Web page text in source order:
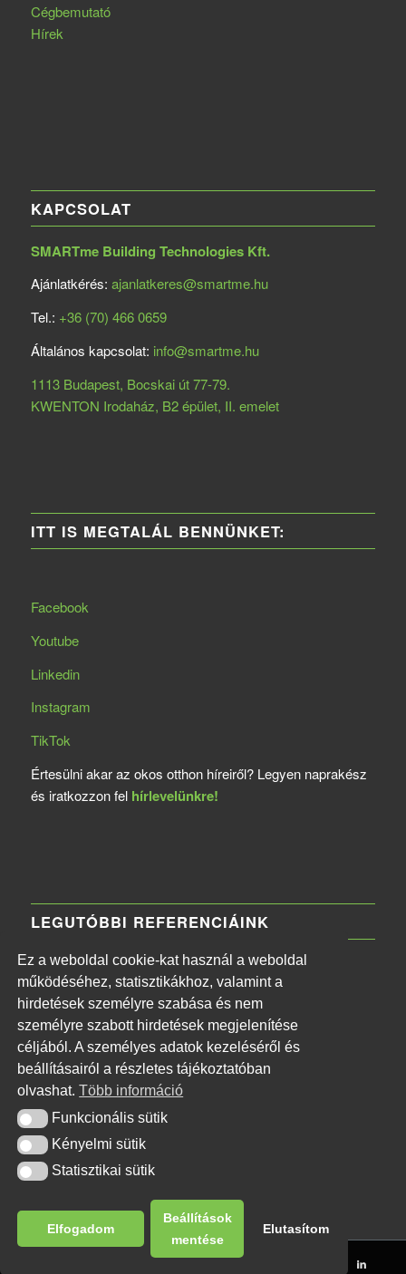
Ez a weboldal cookie-kat használ a weboldal
működéséhez, statisztikákhoz, valamint a
hirdetések személyre szabása és nem
személyre szabott hirdetések megjelenítése
céljából. A személyes adatok kezeléséről és
beállításairól a részletes tájékoztatóban
olvashat.Több információ
Funkcionális sütik
Funkcionális sütik
Kényelmi sütik
Kényelmi sütik
Statisztikai sütik
Statisztikai sütik
Elfogadom
Beállítások
mentése
Elutasítom
Cégbemutató
Hírek
KAPCSOLAT
SMARTme Building Technologies Kft.
Ajánlatkérés: ajanlatkeres@smartme.hu
Tel.: +36 (70) 466 0659
Általános kapcsolat: info@smartme.hu
1113 Budapest, Bocskai út 77-79.
KWENTON Irodaház, B2 épület, II. emelet
ITT IS MEGTALÁL BENNÜNKET:
Facebook
Youtube
Linkedin
Instagram
TikTok
Értesülni akar az okos otthon híreiről? Legyen naprakész
és iratkozzon fel hírlevelünkre!
LEGUTÓBBI REFERENCIÁINK
MTVA Központi Irodaház
2026-06-11 - 13:30
Naphegy téri MTI székház
2026-06-11 - 13:26
Budapest Főváros II. kerületi Önkormányzat
2026-06-11 - 13:20
XVI. kerületi Kormányhivatal tűzjelző rendszer
telepítése
2026-06-11 - 13:17